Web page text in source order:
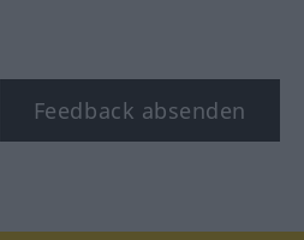
Feedback absenden